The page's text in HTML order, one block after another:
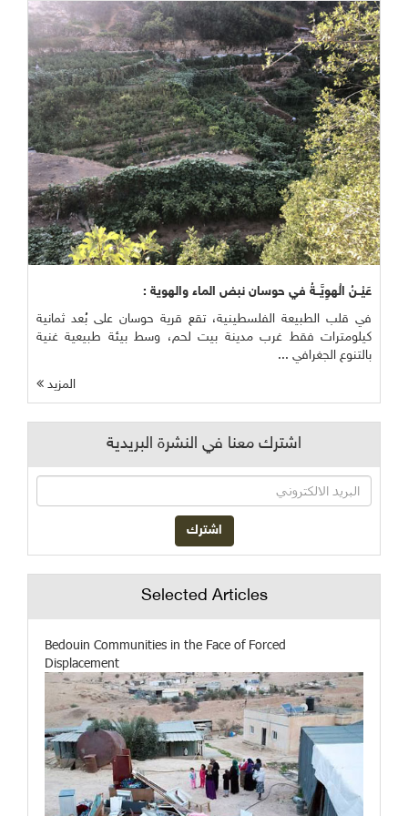
عَيْــنُ الْهوِيَّــةُ في حوسان نبض الماء والهوية :
في قلب الطبيعة الفلسطينية، تقع قرية حوسان على بُعد ثمانية
كيلومترات فقط غرب مدينة بيت لحم، وسط بيئة طبيعية غنية
بالتنوع الجغرافي ...
المزيد
اشترك معنا في النشرة البريدية
Selected Articles
Bedouin Communities in the Face of Forced
Displacement